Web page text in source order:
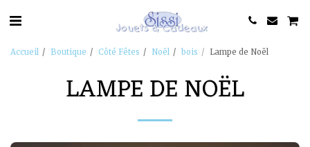
Accueil Boutique Côté Fêtes Noël bois Lampe de Noël
LAMPE DE NOËL